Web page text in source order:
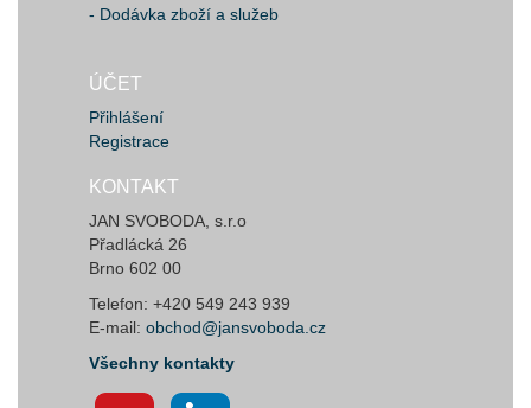
- Dodávka zboží a služeb
ÚČET
Přihlášení
Registrace
KONTAKT
JAN SVOBODA, s.r.o
Přadlácká 26
Brno 602 00
Telefon: +420 549 243 939
E-mail: obchod@jansvoboda.cz
Všechny kontakty